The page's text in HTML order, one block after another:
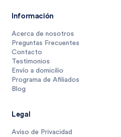
Información
Acerca de nosotros
Preguntas Frecuentes
Contacto
Testimonios
Envío a domicilio
Programa de Afiliados
Blog
Legal
Aviso de Privacidad